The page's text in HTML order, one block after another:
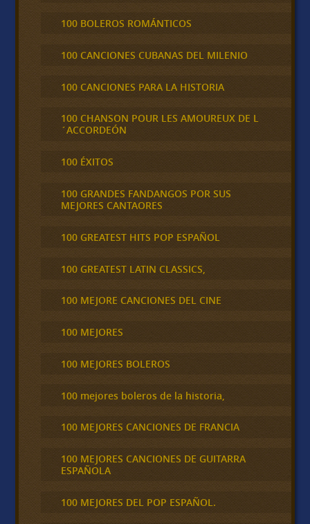
100 BOLEROS ROMÁNTICOS
100 CANCIONES CUBANAS DEL MILENIO
100 CANCIONES PARA LA HISTORIA
100 CHANSON POUR LES AMOUREUX DE L
´ACCORDEÓN
100 ÉXITOS
100 GRANDES FANDANGOS POR SUS
MEJORES CANTAORES
100 GREATEST HITS POP ESPAÑOL
100 GREATEST LATIN CLASSICS,
100 MEJORE CANCIONES DEL CINE
100 MEJORES
100 MEJORES BOLEROS
100 mejores boleros de la historia,
100 MEJORES CANCIONES DE FRANCIA
100 MEJORES CANCIONES DE GUITARRA
ESPAÑOLA
100 MEJORES DEL POP ESPAÑOL.